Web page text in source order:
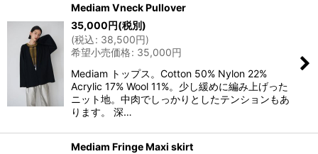
Mediam Vneck Pullover
35,000円(税別)
(税込: 38,500円)
希望小売価格: 35,000円
Mediam トップス。Cotton 50% Nylon 22%
Acrylic 17% Wool 11%。少し緩めに編み上げった
ニット地。中肉でしっかりとしたテンションもあ
ります。 深…
Mediam Fringe Maxi skirt